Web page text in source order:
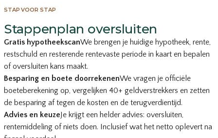
STAP VOOR STAP
Stappenplan oversluiten
Gratis hypotheekscanWe brengen je huidige hypotheek, rente,
restschuld en resterende rentevaste periode in kaart en bepalen
of oversluiten kans maakt.
Besparing en boete doorrekenenWe vragen je officiële
boeteberekening op, vergelijken 40+ geldverstrekkers en zetten
de besparing af tegen de kosten en de terugverdientijd.
Advies en keuzeJe krijgt een helder advies: oversluiten,
rentemiddeling of niets doen. Inclusief wat het netto oplevert na